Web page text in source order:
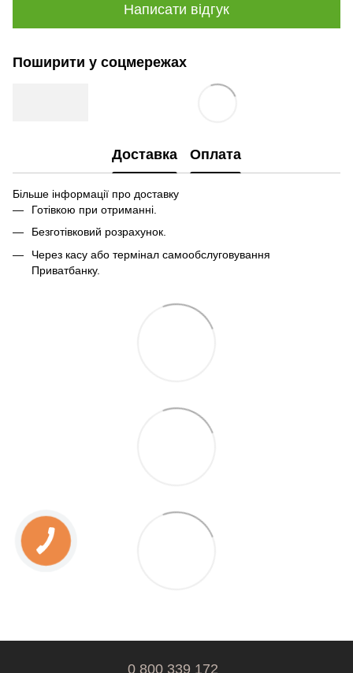
Написати відгук
Поширити у соцмережах
Доставка Оплата
Більше інформації про доставку
Готівкою при отриманні.
Безготівковий розрахунок.
Через касу або термінал самообслуговування
Приватбанку.
0 800 339 172